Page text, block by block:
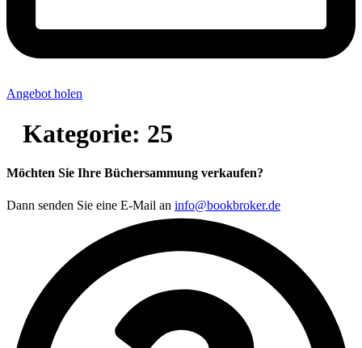
Angebot holen
Kategorie: 25
Möchten Sie Ihre Büchersammung verkaufen?
Dann senden Sie eine E-Mail an info@bookbroker.de